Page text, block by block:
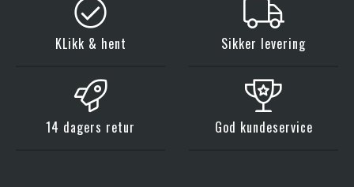
KLikk & hent Sikker levering
14 dagers retur God kundeservice